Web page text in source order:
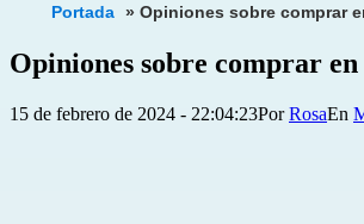
Portada » Opiniones sobre comprar
Opiniones sobre comprar
Publicada
15 de febrero de 2024 - 22:04:23PorRosa